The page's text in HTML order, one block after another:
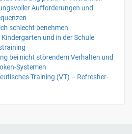
Aufforderungen und
schlecht benehmen
und in der Schule
bei nicht störendem Verhalten und
Systemen
Training (VT) – Refresher-